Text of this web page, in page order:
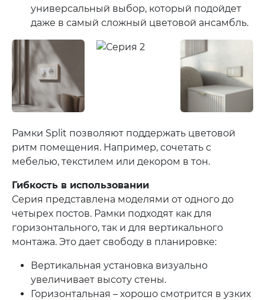
универсальный выбор, который подойдет
даже в самый сложный цветовой ансамбль.
Рамки Split позволяют поддержать цветовой
ритм помещения. Например, сочетать с
мебелью, текстилем или декором в тон.
Гибкость в использовании
Серия представлена моделями от одного до
четырех постов. Рамки подходят как для
горизонтального, так и для вертикального
монтажа. Это дает свободу в планировке:
Вертикальная установка визуально
увеличивает высоту стены.
Горизонтальная – хорошо смотрится в узких